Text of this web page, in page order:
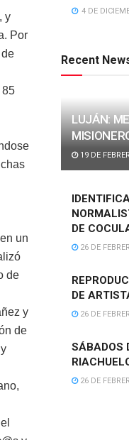
y
Por
85
un
de
y
de
4 DE
Recent
LUJÁN:
19 DE
DE
26 DE
DE
26 DE
SÁBADOS
26 DE